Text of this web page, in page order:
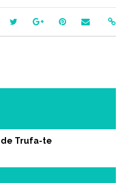
de Trufa-te